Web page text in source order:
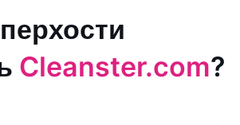
Cleanster.com?